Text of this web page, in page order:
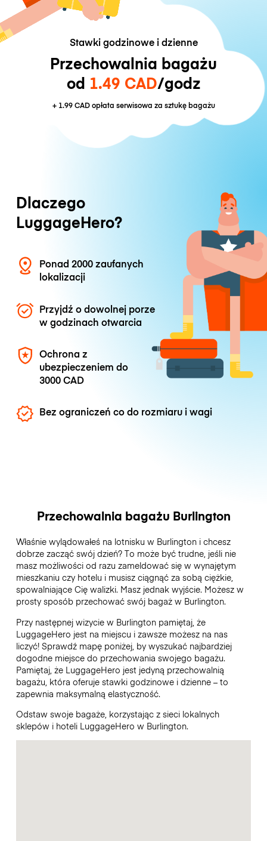
Stawki godzinowe i dzienne
Przechowalnia bagażu
od 1.49 CAD/godz
+ 1.99 CADopłata serwisowa za sztukę bagażu
Dlaczego
LuggageHero?
Ponad 2000 zaufanych
lokalizacji
Przyjdź o dowolnej porze
w godzinach otwarcia
Ochrona z
ubezpieczeniem do
3000 CAD
Bez ograniczeń co do rozmiaru i wagi
Przechowalnia bagażu Burlington
Właśnie wylądowałeś na lotnisku w Burlington i chcesz
dobrze zacząć swój dzień? To może być trudne, jeśli nie
masz możliwości od razu zameldować się w wynajętym
mieszkaniu czy hotelu i musisz ciągnąć za sobą ciężkie,
spowalniające Cię walizki. Masz jednak wyjście. Możesz w
prosty sposób przechować swój bagaż w Burlington.
Przy następnej wizycie w Burlington pamiętaj, że
LuggageHero jest na miejscu i zawsze możesz na nas
liczyć! Sprawdź mapę poniżej, by wyszukać najbardziej
dogodne miejsce do przechowania swojego bagażu.
Pamiętaj, że LuggageHero jest jedyną przechowalnią
bagażu, która oferuje stawki godzinowe i dzienne – to
zapewnia maksymalną elastyczność.
Odstaw swoje bagaże, korzystając z sieci lokalnych
sklepów i hoteli LuggageHero w Burlington.